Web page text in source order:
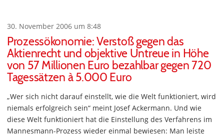
30. November 2006 um 8:48
Prozessökonomie: Verstoß gegen das
Aktienrecht und objektive Untreue in Höhe
von 57 Millionen Euro bezahlbar gegen 720
Tagessätzen à 5.000 Euro
„Wer sich nicht darauf einstellt, wie die Welt funktioniert, wird
niemals erfolgreich sein“ meint Josef Ackermann. Und wie
diese Welt funktioniert hat die Einstellung des Verfahrens im
Mannesmann-Prozess wieder einmal bewiesen: Man leiste